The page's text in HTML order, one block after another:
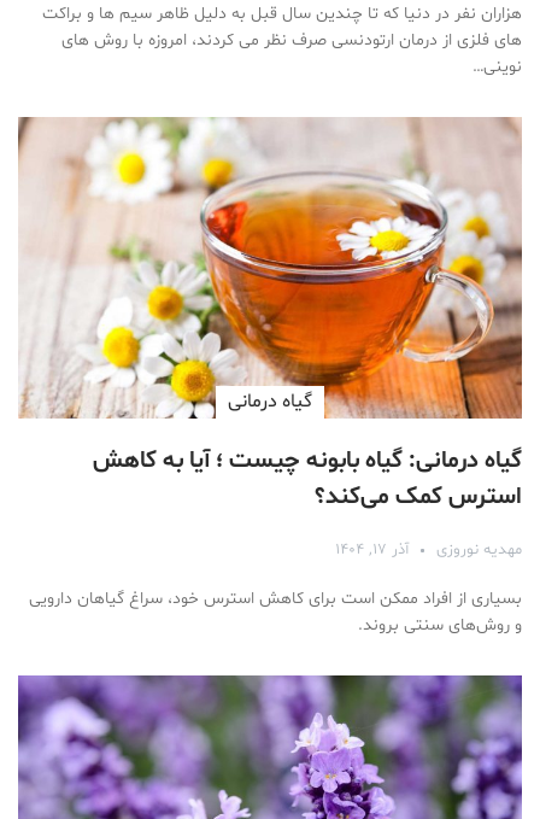
هزاران نفر در دنیا که تا چندین سال قبل به دلیل ظاهر سیم ها و براکت
های فلزی از درمان ارتودنسی صرف نظر می کردند، امروزه با روش های
نوینی…
گیاه درمانی
گیاه درمانی: گیاه بابونه چیست ؛ آیا به کاهش
استرس کمک می‌کند؟
مهدیه نوروزی آذر ۱۷, ۱۴۰۴
بسیاری از افراد ممکن است برای کاهش استرس خود، سراغ گیاهان دارویی
و روش‌های سنتی بروند.